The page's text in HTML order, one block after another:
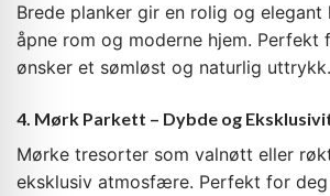
Brede planker gir en rolig og elegant
åpne rom og moderne hjem. Perfekt
ønsker et sømløst og naturlig uttrykk.
4. Mørk Parkett – Dybde og
Mørke tresorter som valnøtt eller
eksklusiv atmosfære. Perfekt for